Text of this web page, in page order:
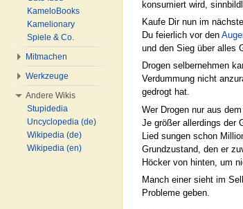
konsumiert wird,
Kaufe Dir nun im
Du feierlich vor den
und den Sieg über alles
Drogen selbernehmen
Verdummung nicht
gedrogt hat.
Wer Drogen nur aus dem
Je größer allerdings der
Lied sungen schon
Grundzustand, den er
Höcker von hinten, um
Manch einer sieht im
Probleme geben.
KameloBooks
Kamelionary
Spiele & Co.
Mitmachen
Werkzeuge
Andere Wikis
Stupidedia
Uncyclopedia (de)
Wikipedia (de)
Wikipedia (en)